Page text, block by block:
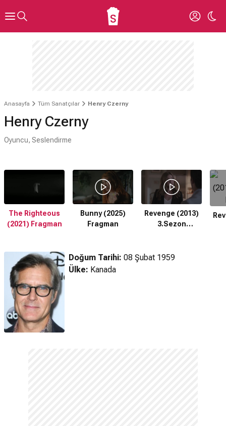
Anasayfa Tüm Sanatçılar Henry Czerny
Henry Czerny
Oyuncu, Seslendirme
The Righteous
(2021) Fragman
Bunny (2025)
Fragman
Revenge (2013)
3.Sezon
Doğum Tarihi: 08 Şubat 1959
Ülke: Kanada